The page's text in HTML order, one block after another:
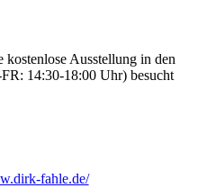
kostenlose Ausstellung in den
14:30-18:00 Uhr) besucht
fahle.de/